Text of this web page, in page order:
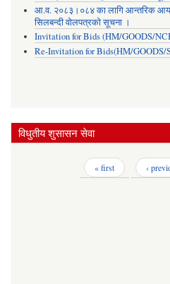
आ.व. २०८३।०८४ का लागि आन्तरिक आय
सिलबन्दी वोलपत्रको सूचना ।
Invitation for Bids (HM/GOODS/
Re-Invitation for Bids(HM/GOODS/
विधुतीय शुसासन सेवा
« first ‹